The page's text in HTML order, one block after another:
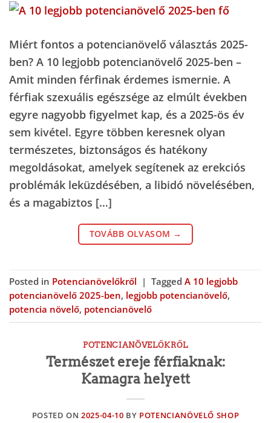
Miért fontos a potencianövelő választás 2025-
ben? A 10 legjobb potencianövelő 2025-ben –
Amit minden férfinak érdemes ismernie. A
férfiak szexuális egészsége az elmúlt években
egyre nagyobb figyelmet kap, és a 2025-ös év
sem kivétel. Egyre többen keresnek olyan
természetes, biztonságos és hatékony
megoldásokat, amelyek segítenek az erekciós
problémák leküzdésében, a libidó növelésében,
és a magabiztos […]
TOVÁBB OLVASOM →
Posted in Potencianövelőkről | Tagged A 10 legjobb
potencianövelő 2025-ben, legjobb potencianövelő,
potencia növelő, potencianövelő
POTENCIANÖVELŐKRŐL
Természet ereje férfiaknak:
Kamagra helyett
POSTED ON2025-04-10 BY POTENCIANÖVELŐ SHOP